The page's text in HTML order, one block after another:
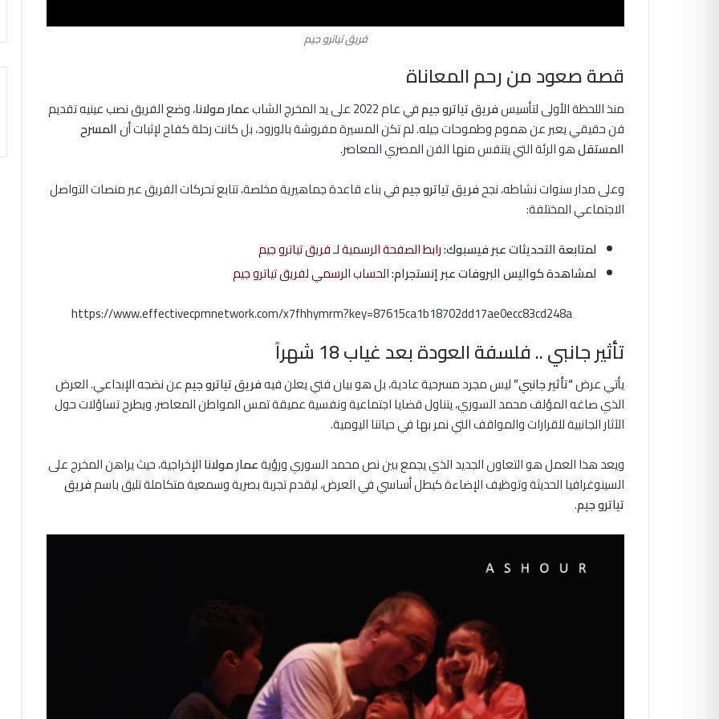
فريق تياترو جيم
قصة صعود من رحم المعاناة
منذ اللحظة الأولى لتأسيسفريق تياترو جيمفي عام 2022 على يد المخرج الشاب عمار مولانا، وضع الفريق نصب عينيه تقديم
فن حقيقي يعبر عن هموم وطموحات جيله. لم تكن المسيرة مفروشة بالورود، بل كانت رحلة كفاح لإثبات أنالمسرح
المستقلهو الرئة التي يتنفس منها الفن المصري المعاصر.
وعلى مدار سنوات نشاطه، نجحفريق تياترو جيمفي بناء قاعدة جماهيرية مخلصة، تتابع تحركات الفريق عبر منصات التواصل
الاجتماعي المختلفة:
لمتابعة التحديثات عبر فيسبوك:رابط الصفحة الرسمية لـ فريق تياترو جيم
لمشاهدة كواليس البروفات عبر إنستجرام:الحساب الرسمي لفريق تياترو جيم
https://www.effectivecpmnetwork.com/x7fhhymrm?key=87615ca1b18702dd17ae0ecc83cd248a
تأثير جانبي .. فلسفة العودة بعد غياب 18 شهراً
يأتي عرض“تأثير جانبي”ليس مجرد مسرحية عادية، بل هو بيان فني يعلن فيهفريق تياترو جيمعن نضجه الإبداعي. العرض
الذي صاغه المؤلف محمد السوري، يتناول قضايا اجتماعية ونفسية عميقة تمس المواطن المعاصر، ويطرح تساؤلات حول
الآثار الجانبية للقرارات والمواقف التي نمر بها في حياتنا اليومية.
ويعد هذا العمل هو التعاون الجديد الذي يجمع بين نص محمد السوري ورؤيةعمار مولاناالإخراجية، حيث يراهن المخرج على
السينوغرافيا الحديثة وتوظيف الإضاءة كبطل أساسي في العرض، ليقدم تجربة بصرية وسمعية متكاملة تليق باسمفريق
تياترو جيم.